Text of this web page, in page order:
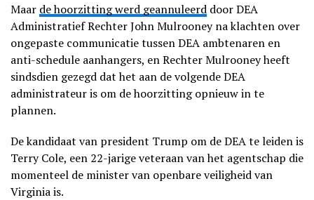
Maar de hoorzitting werd geannuleerd door DEA
Administratief Rechter John Mulrooney na klachten over
ongepaste communicatie tussen DEA ambtenaren en
anti-schedule aanhangers, en Rechter Mulrooney heeft
sindsdien gezegd dat het aan de volgende DEA
administrateur is om de hoorzitting opnieuw in te
plannen.
De kandidaat van president Trump om de DEA te leiden is
Terry Cole, een 22-jarige veteraan van het agentschap die
momenteel de minister van openbare veiligheid van
Virginia is.